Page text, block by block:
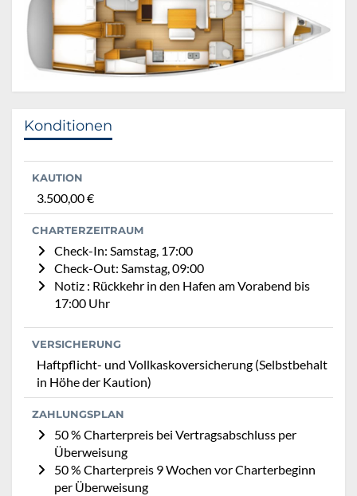
Konditionen
KAUTION
3.500,00 €
CHARTERZEITRAUM
Check-In: Samstag, 17:00
Check-Out: Samstag, 09:00
Notiz : Rückkehr in den Hafen am Vorabend bis
17:00 Uhr
VERSICHERUNG
Haftpflicht- und Vollkaskoversicherung (Selbstbehalt
in Höhe der Kaution)
ZAHLUNGSPLAN
50 % Charterpreis bei Vertragsabschluss per
Überweisung
50 % Charterpreis 9 Wochen vor Charterbeginn
per Überweisung